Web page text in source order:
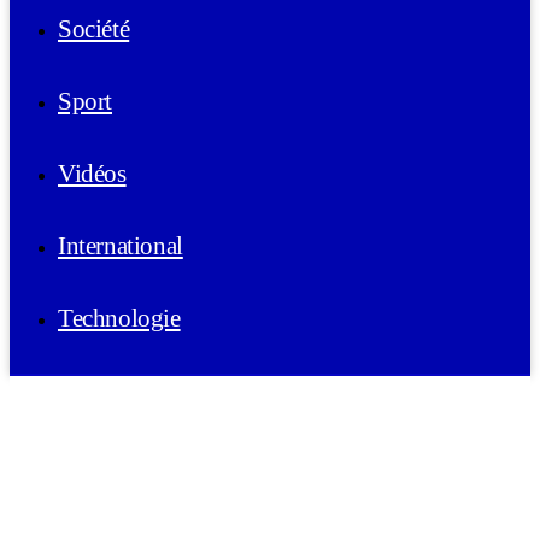
Société
Sport
Vidéos
International
Technologie